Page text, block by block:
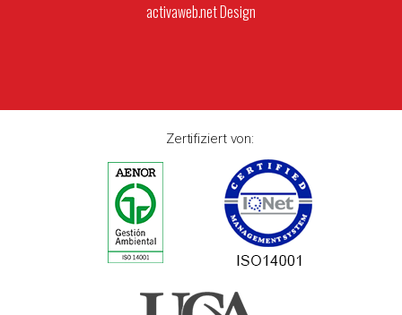
activaweb.netDesign
Zertifiziert von: